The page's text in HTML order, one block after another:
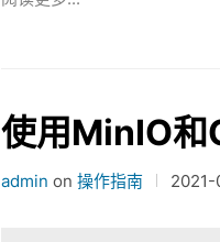
使用MinIO
admin on 操作指南 2021-